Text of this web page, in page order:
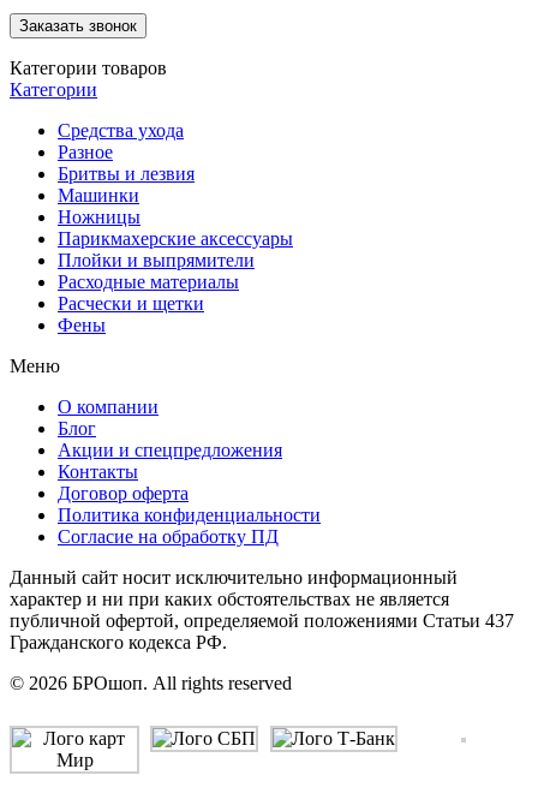
Категории товаров
Категории
Средства ухода
Разное
Бритвы и лезвия
Машинки
Ножницы
Парикмахерские аксессуары
Плойки и выпрямители
Расходные материалы
Расчески и щетки
Фены
Меню
О компании
Блог
Акции и спецпредложения
Контакты
Договор оферта
Политика конфиденциальности
Согласие на обработку ПД
Данный сайт носит исключительно информационный
характер и ни при каких обстоятельствах не является
публичной офертой, определяемой положениями Статьи 437
Гражданского кодекса РФ.
© 2026 БРОшоп. All rights reserved